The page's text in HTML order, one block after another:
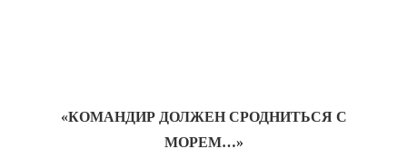
«КОМАНДИР ДОЛЖЕН СРОДНИТЬСЯ С
МОРЕМ…»